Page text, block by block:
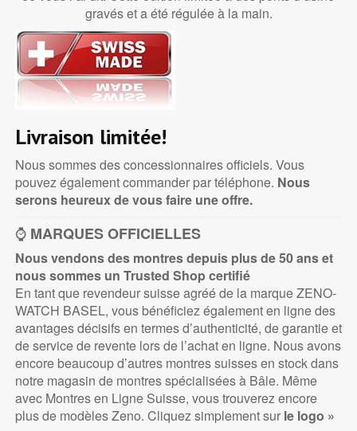
gravés et a été régulée à la main.
Livraison limitée!
Nous sommes des concessionnaires officiels. Vous
pouvez également commander par téléphone. Nous
serons heureux de vous faire une offre.
⌚ MARQUES OFFICIELLES
Nous vendons des montres depuis plus de 50 ans et
nous sommes un Trusted Shop certifié
En tant que revendeur suisse agréé de la marque ZENO-
WATCH BASEL, vous bénéficiez également en ligne des
avantages décisifs en termes d’authenticité, de garantie et
de service de revente lors de l’achat en ligne. Nous avons
encore beaucoup d’autres montres suisses en stock dans
notre magasin de montres spécialisées à Bâle. Même
avec Montres en Ligne Suisse, vous trouverez encore
plus de modèles Zeno. Cliquez simplement sur le logo »